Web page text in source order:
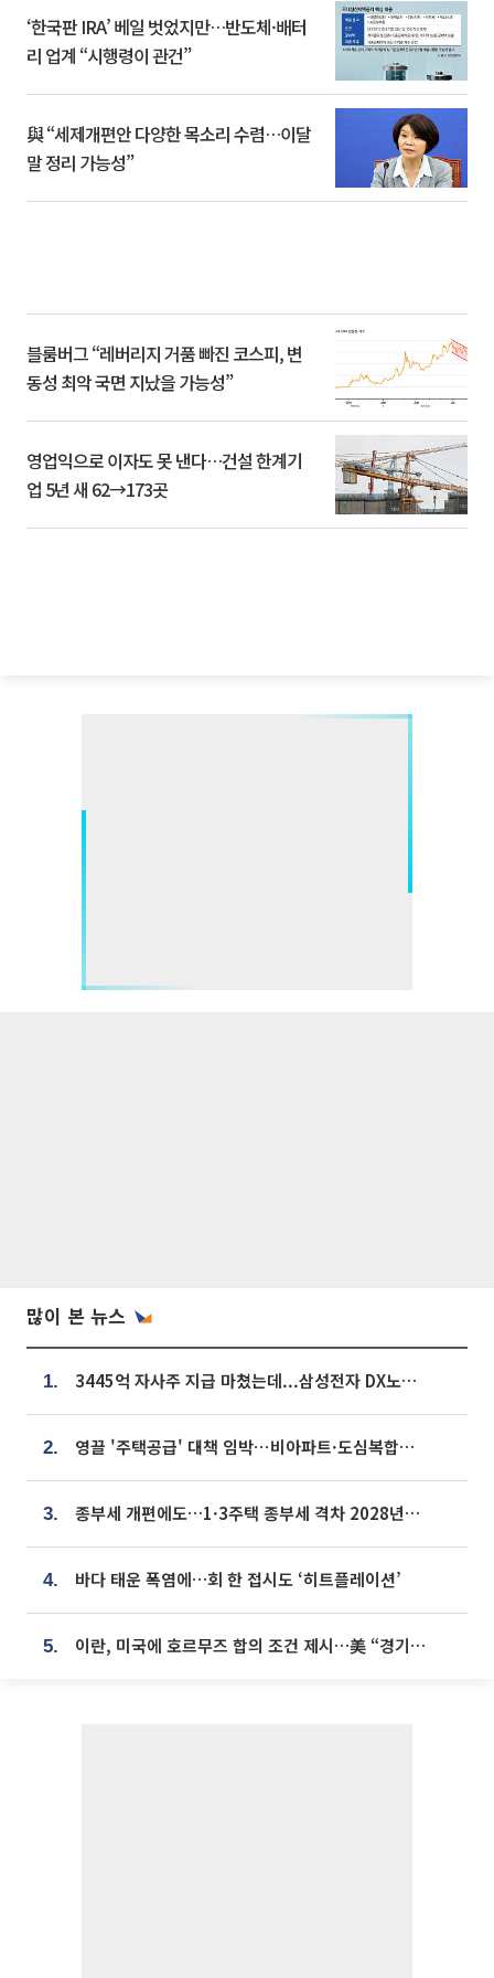
‘한국판 IRA’ 베일 벗었지만…반도체·배터
리 업계 “시행령이 관건”
與 “세제개편안 다양한 목소리 수렴…이달
말 정리 가능성”
블룸버그 “레버리지 거품 빠진 코스피, 변
동성 최악 국면 지났을 가능성”
영업익으로 이자도 못 낸다…건설 한계기
업 5년 새 62→173곳
많이 본 뉴스
1. 3445억 자사주 지급 마쳤는데...삼성전자 DX노조, 뒤늦은 '떼쓰기 집회'
2. 영끌 '주택공급' 대책 임박⋯비아파트·도심복합까지 총동원
3. 종부세 개편에도…1·3주택 종부세 격차 2028년부터 확대
4. 바다 태운 폭염에…회 한 접시도 ‘히트플레이션’
5. 이란, 미국에 호르무즈 합의 조건 제시…美 “경기 아직 안 끝나” [종합]